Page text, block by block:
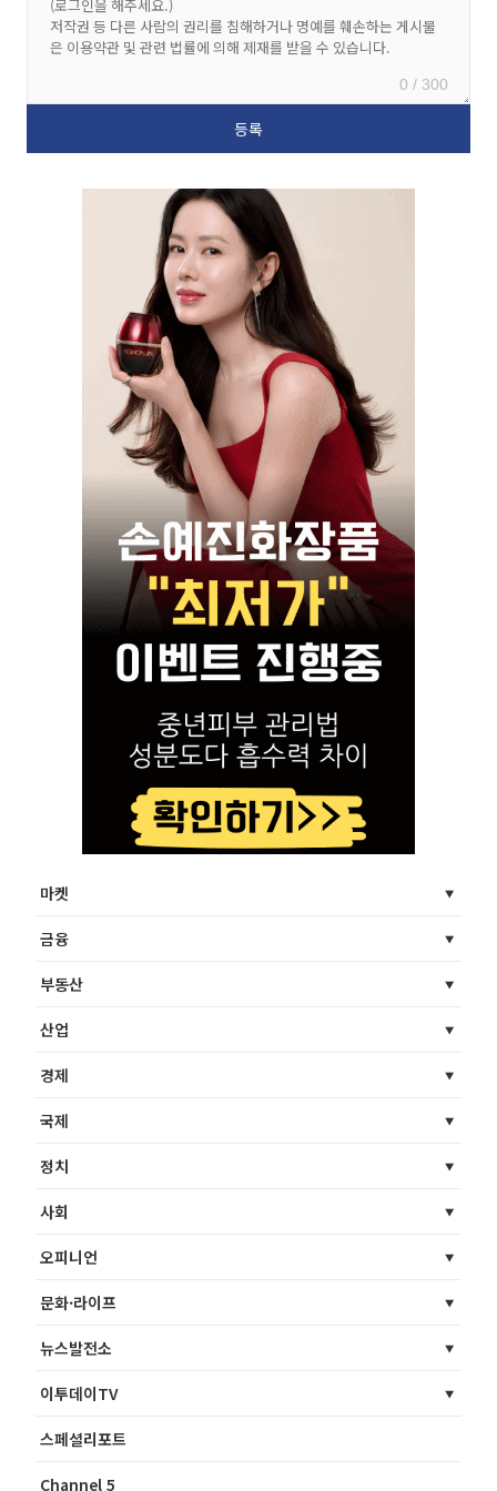
0 / 300
마켓
금융
부동산
산업
경제
국제
정치
사회
오피니언
문화·라이프
뉴스발전소
이투데이TV
스페셜리포트
Channel 5